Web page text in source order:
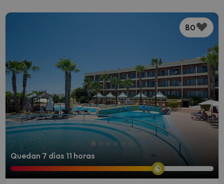
80
Quedan 7 días 11 horas